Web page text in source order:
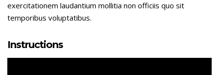
exercitationem laudantium mollitia non officiis quo sit
temporibus voluptatibus.
Instructions